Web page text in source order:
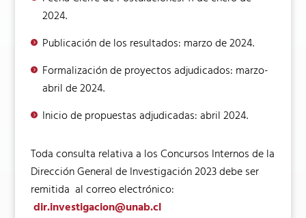
2024.
Publicación de los resultados: marzo de 2024.
Formalización de proyectos adjudicados: marzo-
abril de 2024.
Inicio de propuestas adjudicadas: abril 2024.
Toda consulta relativa a los Concursos Internos de la
Dirección General de Investigación 2023 debe ser
remitida al correo electrónico:
dir.investigacion@unab.cl